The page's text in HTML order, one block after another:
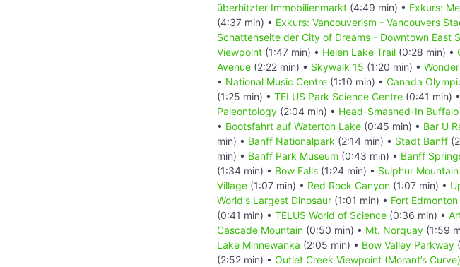
überhitzter Immobilienmarkt (4:49 min) • Exkurs:
(4:37 min) • Exkurs: Vancouverism - Vancouvers
Schattenseite der City of Dreams - Downtown East
Viewpoint (1:47 min) • Helen Lake Trail (0:28 min) •
Avenue (2:22 min) • Skywalk 15 (1:20 min) •
• National Music Centre (1:10 min) • Canada
(1:25 min) • TELUS Park Science Centre (0:41 min) •
Paleontology (2:04 min) • Head-Smashed-In
• Bootsfahrt auf Waterton Lake (0:45 min) • Bar U
min) • Banff Nationalpark (2:14 min) • Stadt Banff
min) • Banff Park Museum (0:43 min) • Banff
(1:34 min) • Bow Falls (1:24 min) • Sulphur Mountain
Village (1:07 min) • Red Rock Canyon (1:07 min) •
World's Largest Dinosaur (1:01 min) • Fort
(0:41 min) • TELUS World of Science (0:36 min) •
Cascade Mountain (0:50 min) • Mt. Norquay (1:59
Lake Minnewanka (2:05 min) • Bow Valley Parkway
(2:52 min) • Outlet Creek Viewpoint (Morant’s Curve)